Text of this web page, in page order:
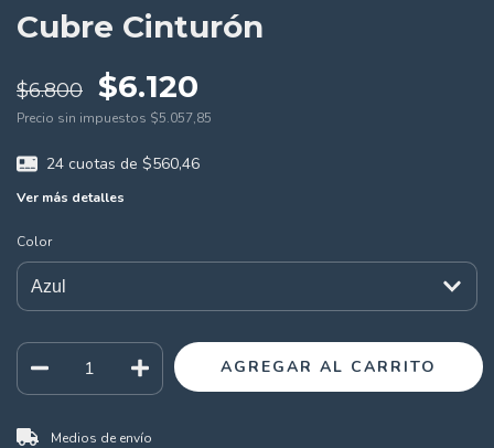
Cubre Cinturón
$6.800 $6.120
Precio sin impuestos $5.057,85
24 cuotas de $560,46
Ver más detalles
Color
Entregas para el CP:
Medios de envío